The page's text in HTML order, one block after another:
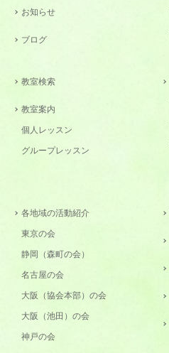
お知らせ
ブログ
教室検索
教室案内
個人レッスン
グループレッスン
各地域の活動紹介
東京の会
静岡（森町の会）
名古屋の会
大阪（協会本部）の会
大阪（池田）の会
神戸の会